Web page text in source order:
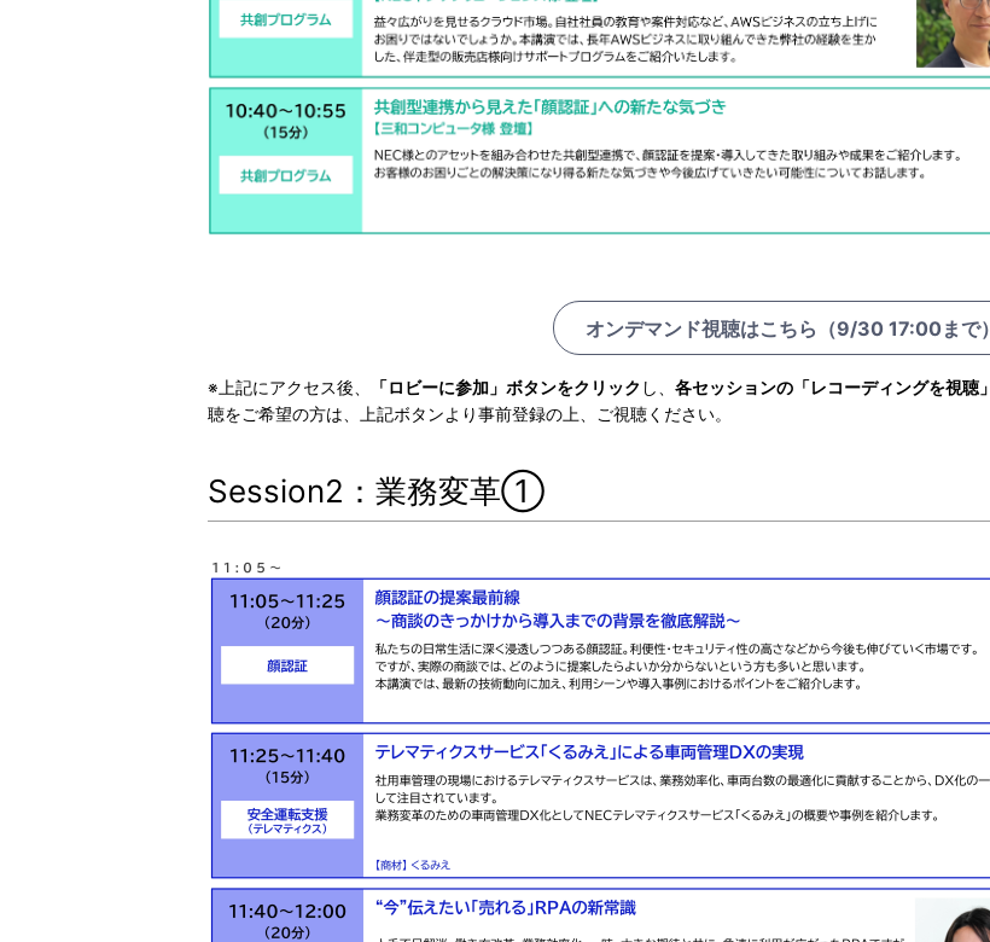
オンデマンド視聴はこちら（9/30 17:00まで）
※上記にアクセス後、 「ロビーに参加」ボタンをクリック し、 各セッションの「レコーディングを視聴」
聴をご希望の方は、上記ボタンより事前登録の上、ご視聴ください。
Session2：業務変革①